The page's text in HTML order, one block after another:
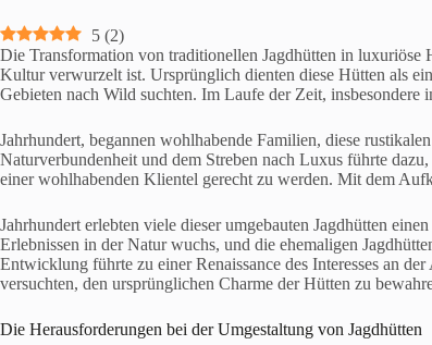
5 (2)
Die Transformation von traditionellen Jagdhütten in luxuriöse
Kultur verwurzelt ist. Ursprünglich dienten diese Hütten als
Gebieten nach Wild suchten. Im Laufe der Zeit, insbesondere
Jahrhundert, begannen wohlhabende Familien, diese
Naturverbundenheit und dem Streben nach Luxus führte
einer wohlhabenden Klientel gerecht zu werden. Mit dem
Jahrhundert erlebten viele dieser umgebauten Jagdhütten
Erlebnissen in der Natur wuchs, und die ehemaligen
Entwicklung führte zu einer Renaissance des Interesses an
versuchten, den ursprünglichen Charme der Hütten zu
Die Herausforderungen bei der Umgestaltung von Jagdhütten